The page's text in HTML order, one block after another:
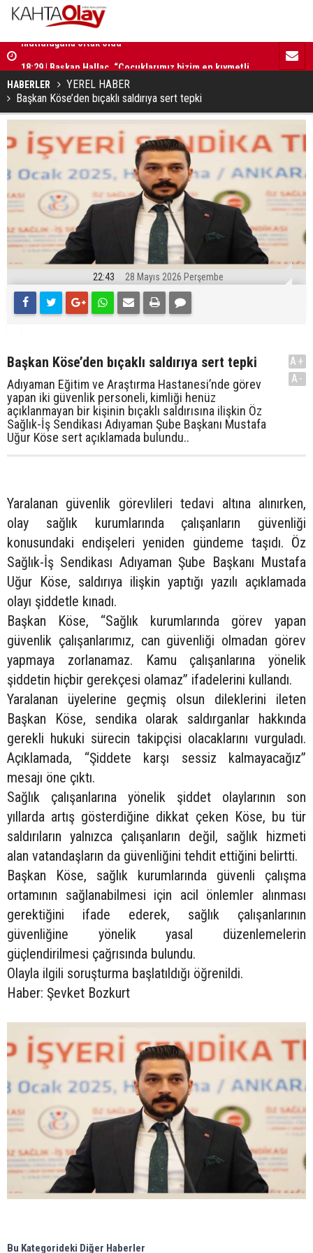
emanetlerimizdir”
16:52 |
HABERLER
YEREL HABER
Başkan Köse’den bıçaklı saldırıya sert tepki
22:43 28 Mayıs 2026 Perşembe
Başkan Köse’den bıçaklı saldırıya sert tepki
Adıyaman Eğitim ve Araştırma Hastanesi’nde görev
yapan iki güvenlik personeli, kimliği henüz
açıklanmayan bir kişinin bıçaklı saldırısına ilişkin Öz
Sağlık-İş Sendikası Adıyaman Şube Başkanı Mustafa
Uğur Köse sert açıklamada bulundu..
A+
A-
Yaralanan güvenlik görevlileri tedavi altına alınırken,
olay sağlık kurumlarında çalışanların güvenliği
konusundaki endişeleri yeniden gündeme taşıdı. Öz
Sağlık-İş Sendikası Adıyaman Şube Başkanı Mustafa
Uğur Köse, saldırıya ilişkin yaptığı yazılı açıklamada
olayı şiddetle kınadı.
Başkan Köse, “Sağlık kurumlarında görev yapan
güvenlik çalışanlarımız, can güvenliği olmadan görev
yapmaya zorlanamaz. Kamu çalışanlarına yönelik
şiddetin hiçbir gerekçesi olamaz” ifadelerini kullandı.
Yaralanan üyelerine geçmiş olsun dileklerini ileten
Başkan Köse, sendika olarak saldırganlar hakkında
gerekli hukuki sürecin takipçisi olacaklarını vurguladı.
Açıklamada, “Şiddete karşı sessiz kalmayacağız”
mesajı öne çıktı.
Sağlık çalışanlarına yönelik şiddet olaylarının son
yıllarda artış gösterdiğine dikkat çeken Köse, bu tür
saldırıların yalnızca çalışanların değil, sağlık hizmeti
alan vatandaşların da güvenliğini tehdit ettiğini belirtti.
Başkan Köse, sağlık kurumlarında güvenli çalışma
ortamının sağlanabilmesi için acil önlemler alınması
gerektiğini ifade ederek, sağlık çalışanlarının
güvenliğine yönelik yasal düzenlemelerin
güçlendirilmesi çağrısında bulundu.
Olayla ilgili soruşturma başlatıldığı öğrenildi.
Haber: Şevket Bozkurt
Bu Kategorideki Diğer Haberler